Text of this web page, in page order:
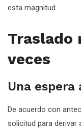
esta magnitud.
Traslado
veces
Una espera
De acuerdo con
solicitud para derivar